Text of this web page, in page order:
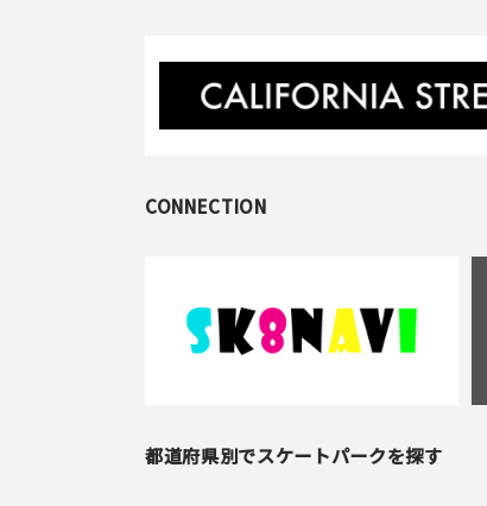
CONNECTION
都道府県別でスケートパークを探す